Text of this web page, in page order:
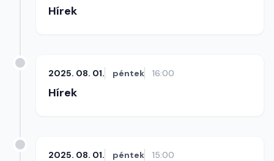
Hírek
2025. 08. 01. péntek 16:00
Hírek
2025. 08. 01. péntek 15:00